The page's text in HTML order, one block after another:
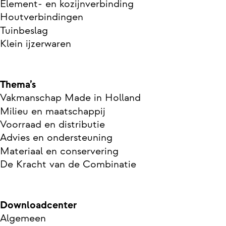
Element- en kozijnverbinding
Houtverbindingen
Tuinbeslag
Klein ijzerwaren
Thema’s
Vakmanschap Made in Holland
Milieu en maatschappij
Voorraad en distributie
Advies en ondersteuning
Materiaal en conservering
De Kracht van de Combinatie
Downloadcenter
Algemeen